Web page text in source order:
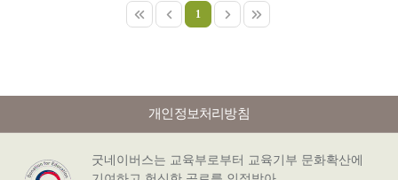
1
개인정보처리방침
굿네이버스는 교육부로부터 교육기부 문화확산에